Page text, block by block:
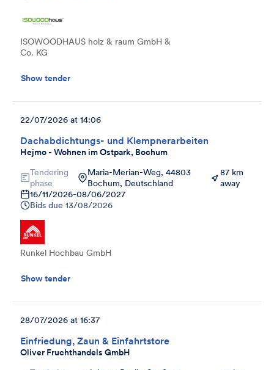
ISOWOODHAUS holz & raum GmbH &
Co. KG
Show tender
Dachabdichtungs- und Klempnerarbeiten
Hejmo - Wohnen im Ostpark, Bochum
22/07/2026 at 14:06
Tendering
phase
Maria-Merian-Weg, 44803
Bochum, Deutschland
87 km
away
16/11/2026-08/06/2027
Bids due 13/08/2026
Runkel Hochbau GmbH
Show tender
Einfriedung, Zaun & Einfahrtstore
Oliver Fruchthandels GmbH
28/07/2026 at 16:37